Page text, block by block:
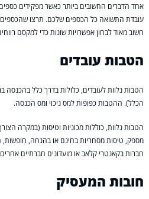
אחד הדברים החשובים ביותר כאשר מפקידים
עובדת התשואה כל הכספים שלכם. תרצו שהכספים
חשוב מאוד לבחון אפשרויות שונות כדי למקסם
הטבות עובדים
הטבות נלוות לעובדים, כלולות בדרך כלל בהכנסה
הכלל). ההטבות כפופות למס ניכוי ומס הכנסה.
הטבות נלוות, כוללות מכוניות וטיסות (במקרה
מספק, טיסות מסחריות בחינם או בהנחה, חופשות,
חברות בקאנטרי קלאב או מועדונים חברתיים אחרים
חובות המעסיק